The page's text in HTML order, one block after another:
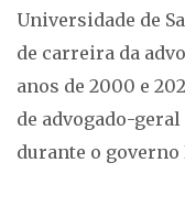
Universidade de
de carreira da
anos de 2000 e
de advogado-
durante o governo